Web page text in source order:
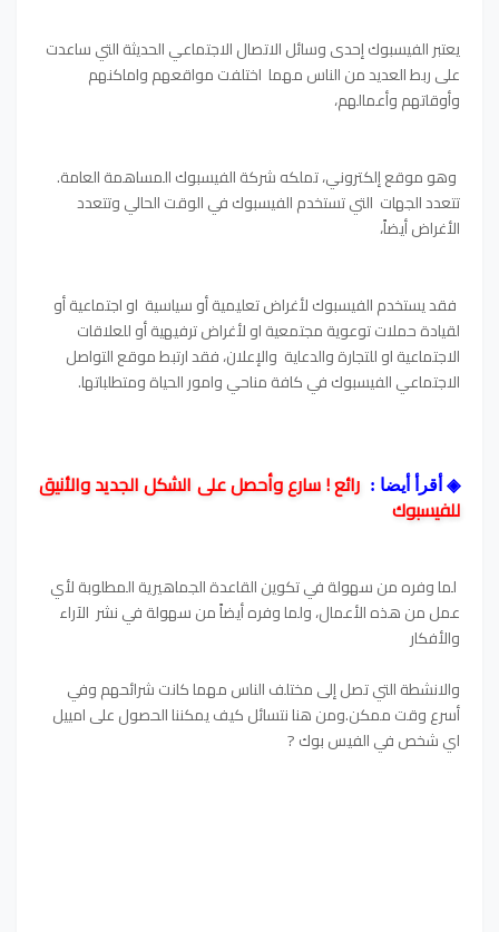
يعتبر الفيسبوك إحدى وسائل الاتصال الاجتماعي الحديثة التي ساعدت
على ربط العديد من الناس مهما اختلفت مواقعهم واماكنهم
وأوقاتهم وأعمالهم،
وهو موقع إلكتروني، تملكه شركة الفيسبوك المساهمة العامة.
تتعدد الجهات التي تستخدم الفيسبوك في الوقت الحالي وتتعدد
الأغراض أيضاً،
فقد يستخدم الفيسبوك لأغراض تعليمية أو سياسية او اجتماعية أو
لقيادة حملات توعوية مجتمعية او لأغراض ترفيهية أو للعلاقات
الاجتماعية او للتجارة والدعاية والإعلان، فقد ارتبط موقع التواصل
الاجتماعي الفيسبوك في كافة مناحي وامور الحياة ومتطلباتها.
◈أقرأ أيضا : رائع ! سارع وأحصل على الشكل الجديد والأنيق
للفيسبوك
لما وفره من سهولة في تكوين القاعدة الجماهيرية المطلوبة لأي
عمل من هذه الأعمال، ولما وفره أيضاً من سهولة في نشر الآراء
والأفكار
والانشطة التي تصل إلى مختلف الناس مهما كانت شرائحهم وفي
أسرع وقت ممكن.ومن هنا نتسائل كيف يمكننا الحصول على امييل
اي شخص في الفيس بوك ?